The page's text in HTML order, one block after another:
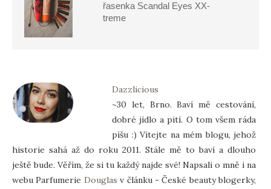
řasenka Scandal Eyes XX-
treme
Dazzlicious
~30 let, Brno. Baví mě cestování,
dobré jídlo a pití. O tom všem ráda
píšu :) Vítejte na mém blogu, jehož
historie sahá až do roku 2011. Stále mě to baví a dlouho
ještě bude. Věřím, že si tu každý najde své! Napsali o mně i na
webu Parfumerie Douglas v článku - České beauty blogerky,